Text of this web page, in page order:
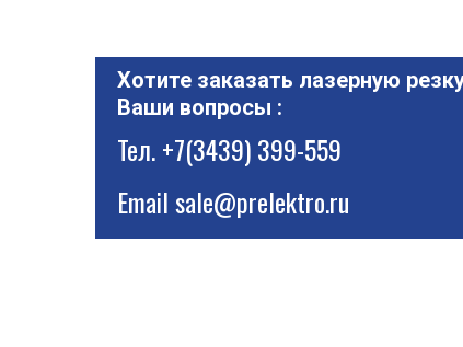
Хотите заказать лазерную
Ваши вопросы :
Тел.+7(3439) 399-559
Emailsale@prelektro.ru